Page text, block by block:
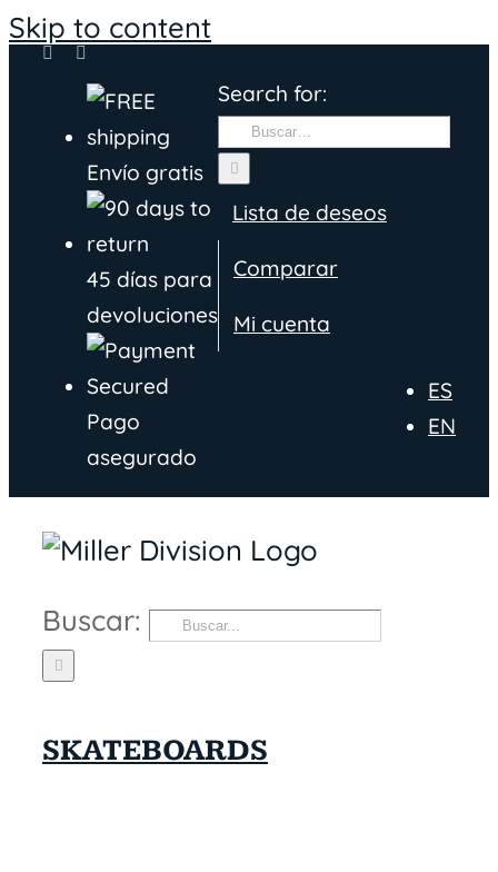
Skip to content
Envío gratis
45 días para
devoluciones
Pago
asegurado
Search for:
Lista de deseos
Comparar
Mi cuenta
ES
EN
Buscar:
SKATEBOARDS